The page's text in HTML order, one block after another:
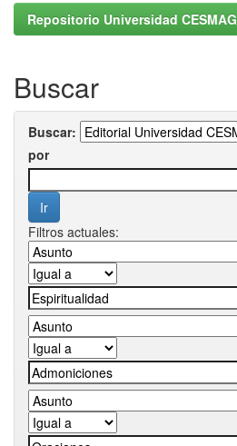
Repositorio Universidad CESMAG
Buscar
Buscar:
por
Filtros actuales: